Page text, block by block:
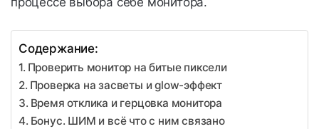
Содержание:
Проверить монитор на битые пиксели
Проверка на засветы и glow-эффект
Время отклика и герцовка монитора
Бонус. ШИМ и всё что с ним связано